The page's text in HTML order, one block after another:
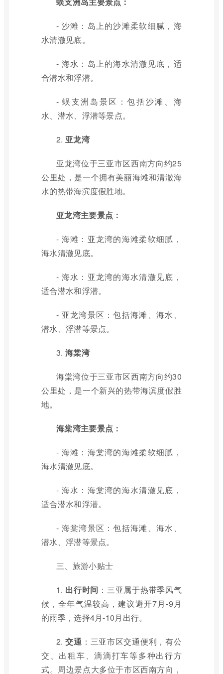
- 沙滩：岛上的沙滩柔软细腻，海
水清澈见底。
- 海水：岛上的海水清澈见底，适
合潜水和浮潜。
- 蜈支洲岛景区：包括沙滩、海
水、潜水、浮潜等景点。
2. 亚龙湾
亚龙湾位于三亚市区西南方向约25
公里处，是一个拥有美丽海滩和清澈海
水的热带海滨度假胜地。
亚龙湾主要景点：
- 海滩：亚龙湾的海滩柔软细腻，
海水清澈见底。
- 海水：亚龙湾的海水清澈见底，
适合潜水和浮潜。
- 亚龙湾景区：包括海滩、海水、
潜水、浮潜等景点。
3. 海棠湾
海棠湾位于三亚市区西南方向约30
公里处，是一个新兴的热带海滨度假胜
地。
海棠湾主要景点：
- 海滩：海棠湾的海滩柔软细腻，
海水清澈见底。
- 海水：海棠湾的海水清澈见底，
适合潜水和浮潜。
- 海棠湾景区：包括海滩、海水、
潜水、浮潜等景点。
三、旅游小贴士
1. 出行时间 ：三亚属于热带季风气
候，全年气温较高，建议避开7月-9月
的雨季，选择4月-10月出行。
2.交通 ：三亚市区交通便利，有公
交、出租车、滴滴打车等多种出行方
式。周边景点大多位于市区西南方向，